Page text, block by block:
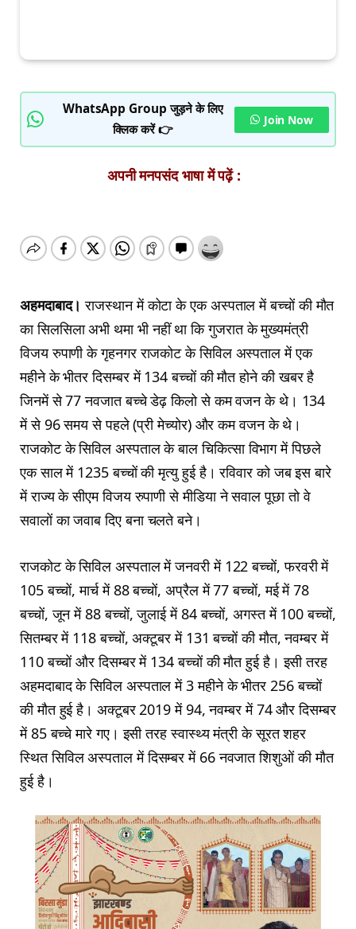
WhatsApp Group जुड़ने के लिए
क्लिक करें 👉
Join Now
अपनी मनपसंद भाषा में पढ़ें :
अहमदाबाद। राजस्थान में कोटा के एक अस्पताल में बच्चों की मौत
का सिलसिला अभी थमा भी नहीं था कि गुजरात के मुख्यमंत्री
विजय रुपाणी के गृहनगर राजकोट के सिविल अस्पताल में एक
महीने के भीतर दिसम्बर में 134 बच्चों की मौत होने की खबर है
जिनमें से 77 नवजात बच्चे डेढ़ किलो से कम वजन के थे। 134
में से 96 समय से पहले (प्री मेच्योर) और कम वजन के थे।
राजकोट के सिविल अस्पताल के बाल चिकित्सा विभाग में पिछले
एक साल में 1235 बच्चों की मृत्यु हुई है। रविवार को जब इस बारे
में राज्य के सीएम विजय रुपाणी से मीडिया ने सवाल पूछा तो वे
सवालों का जवाब दिए बना चलते बने।
राजकोट के सिविल अस्पताल में जनवरी में 122 बच्चों, फरवरी में
105 बच्चों, मार्च में 88 बच्चों, अप्रैल में 77 बच्चों, मई में 78
बच्चों, जून में 88 बच्चों, जुलाई में 84 बच्चों, अगस्त में 100 बच्चों,
सितम्बर में 118 बच्चों, अक्टूबर में 131 बच्चों की मौत, नवम्बर में
110 बच्चों और दिसम्बर में 134 बच्चों की मौत हुई है। इसी तरह
अहमदाबाद के सिविल अस्पताल में 3 महीने के भीतर 256 बच्चों
की मौत हुई है। अक्टूबर 2019 में 94, नवम्बर में 74 और दिसम्बर
में 85 बच्चे मारे गए। इसी तरह स्वास्थ्य मंत्री के सूरत शहर
स्थित सिविल अस्पताल में दिसम्बर में 66 नवजात शिशुओं की मौत
हुई है।